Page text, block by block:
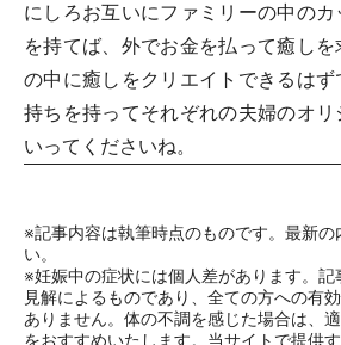
にしろお互いにファミリーの中の
を持てば、外でお金を払って癒し
の中に癒しをクリエイトできるは
持ちを持ってそれぞれの夫婦のオ
いってくださいね。
※記事内容は執筆時点のものです。最新の
い。
※妊娠中の症状には個人差があります。
見解によるものであり、全ての方への有
ありません。体の不調を感じた場合は、
をおすすめいたします。当サイトで提供